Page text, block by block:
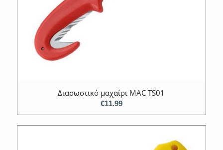
Διασωστικό μαχαίρι MAC TS01
€11.99